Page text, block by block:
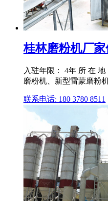
桂林磨粉机厂
入驻年限： 4年 所 在
磨粉机、新型雷蒙磨粉
联系电话: 180 3780 8511